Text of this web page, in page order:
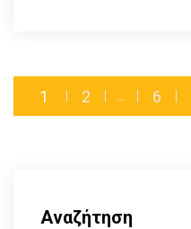
1 2 … 6
Αναζήτηση